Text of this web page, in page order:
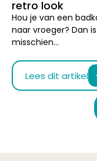
Lees dit artikel